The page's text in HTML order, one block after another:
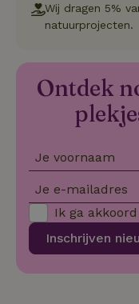
Wij dragen 5%
natuurprojecten.
Ontdek
Je voornaam
Je e-mailadres
Inschrijven
Ik ga
Strikt noodzakelijke
van de website
Naam
_pinterest_ct_ua
_tt_enable_cookie